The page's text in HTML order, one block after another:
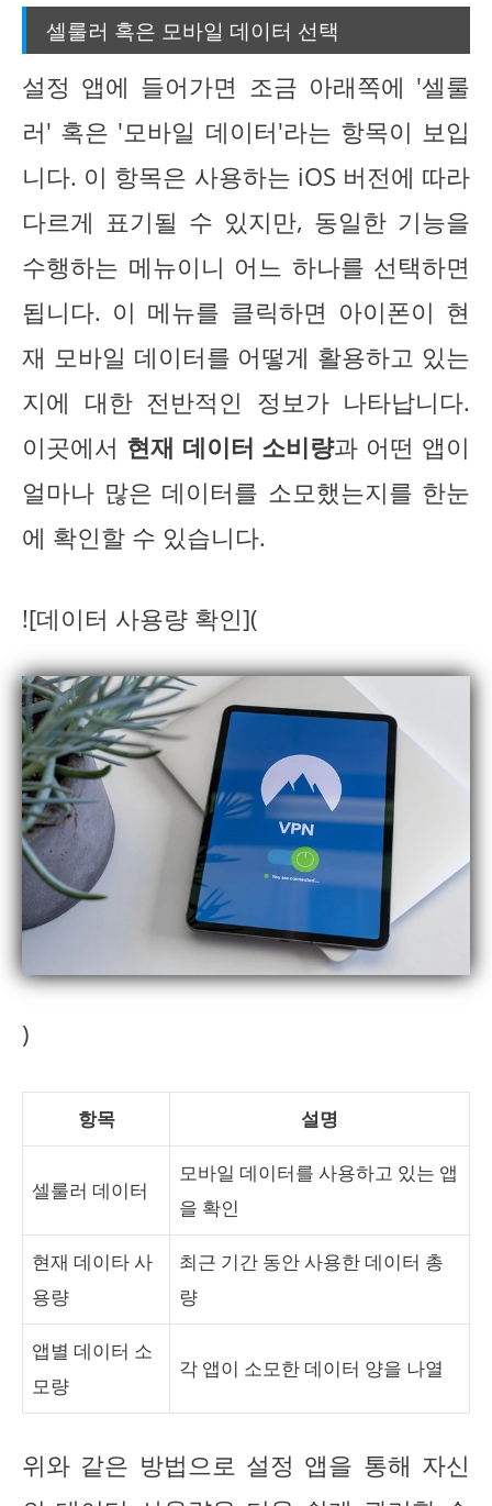
셀룰러 혹은 모바일 데이터 선택
설정 앱에 들어가면 조금 아래쪽에 '셀룰
러' 혹은 '모바일 데이터'라는 항목이 보입
니다. 이 항목은 사용하는 iOS 버전에 따라
다르게 표기될 수 있지만, 동일한 기능을
수행하는 메뉴이니 어느 하나를 선택하면
됩니다. 이 메뉴를 클릭하면 아이폰이 현
재 모바일 데이터를 어떻게 활용하고 있는
지에 대한 전반적인 정보가 나타납니다.
이곳에서 현재 데이터 소비량과 어떤 앱이
얼마나 많은 데이터를 소모했는지를 한눈
에 확인할 수 있습니다.
![데이터 사용량 확인](
)
항목 설명
셀룰러 데이터
모바일 데이터를 사용하고 있는 앱
을 확인
현재 데이타 사
용량
최근 기간 동안 사용한 데이터 총
량
앱별 데이터 소
모량
각 앱이 소모한 데이터 양을 나열
위와 같은 방법으로 설정 앱을 통해 자신